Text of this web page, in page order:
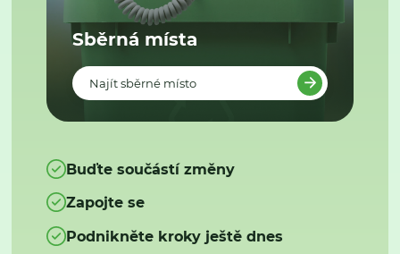
Sběrná místa
Najít sběrné místo
Buďte součástí změny
Zapojte se
Podnikněte kroky ještě dnes